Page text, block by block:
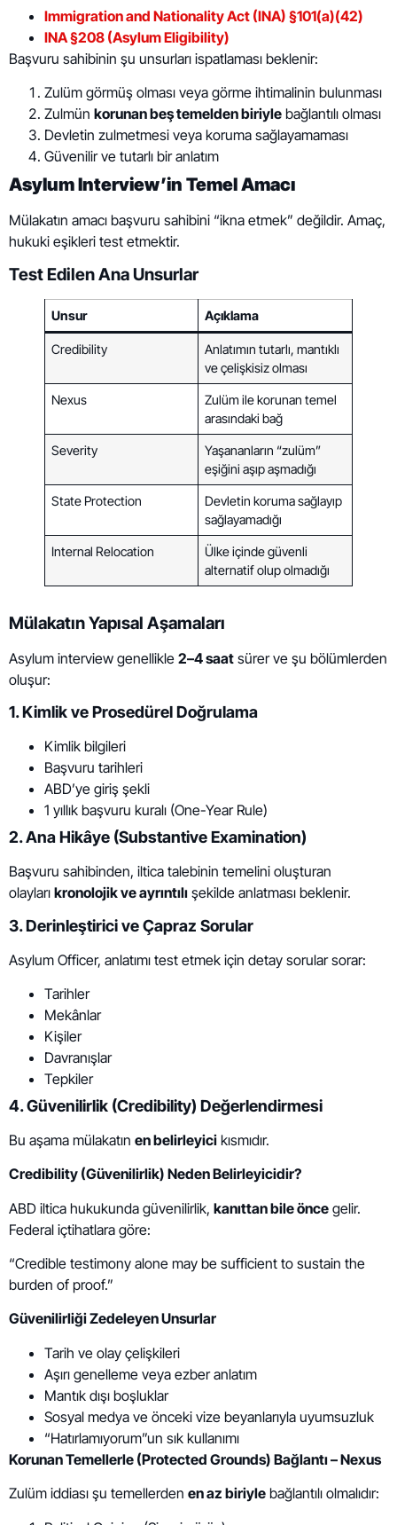
Immigration and Nationality Act (INA) §101(a)(42)
INA §208 (Asylum Eligibility)
Başvuru sahibinin şu unsurları ispatlaması beklenir:
Zulüm görmüş olması veya görme ihtimalinin bulunması
Zulmün korunan beş temelden biriyle bağlantılı olması
Devletin zulmetmesi veya koruma sağlayamaması
Güvenilir ve tutarlı bir anlatım
Asylum Interview’in Temel Amacı
Mülakatın amacı başvuru sahibini “ikna etmek” değildir. Amaç,
hukuki eşikleri test etmektir.
Test Edilen Ana Unsurlar
Unsur Açıklama
Credibility
Anlatımın tutarlı, mantıklı
ve çelişkisiz olması
Nexus
Zulüm ile korunan temel
arasındaki bağ
Severity
Yaşananların “zulüm”
eşiğini aşıp aşmadığı
State Protection
Devletin koruma sağlayıp
sağlayamadığı
Internal Relocation
Ülke içinde güvenli
alternatif olup olmadığı
Mülakatın Yapısal Aşamaları
Asylum interview genellikle 2–4 saat sürer ve şu bölümlerden
oluşur:
1. Kimlik ve Prosedürel Doğrulama
Kimlik bilgileri
Başvuru tarihleri
ABD’ye giriş şekli
1 yıllık başvuru kuralı (One-Year Rule)
2. Ana Hikâye (Substantive Examination)
Başvuru sahibinden, iltica talebinin temelini oluşturan
olayları kronolojik ve ayrıntılı şekilde anlatması beklenir.
3. Derinleştirici ve Çapraz Sorular
Asylum Officer, anlatımı test etmek için detay sorular sorar:
Tarihler
Mekânlar
Kişiler
Davranışlar
Tepkiler
4. Güvenilirlik (Credibility) Değerlendirmesi
Bu aşama mülakatın en belirleyici kısmıdır.
Credibility (Güvenilirlik) Neden Belirleyicidir?
ABD iltica hukukunda güvenilirlik, kanıttan bile önce gelir.
Federal içtihatlara göre:
“Credible testimony alone may be sufficient to sustain the
burden of proof.”
Güvenilirliği Zedeleyen Unsurlar
Tarih ve olay çelişkileri
Aşırı genelleme veya ezber anlatım
Mantık dışı boşluklar
Sosyal medya ve önceki vize beyanlarıyla uyumsuzluk
“Hatırlamıyorum”un sık kullanımı
Korunan Temellerle (Protected Grounds) Bağlantı – Nexus
Zulüm iddiası şu temellerden en az biriyle bağlantılı olmalıdır: